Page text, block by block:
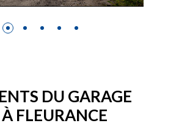
DU GARAGE
FLEURANCE